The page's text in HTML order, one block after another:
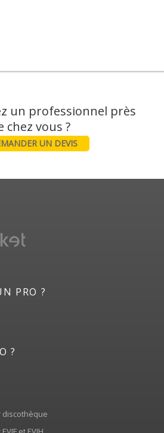
un professionnel près
UN DEVIS
PRO ?
?
discothèque